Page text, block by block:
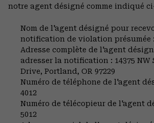
notre agent désigné comme indiqué
Nom de l'agent désigné pour
notification de violation présumée
Adresse complète de l'agent
adresser la notification : 14375 NW
Drive, Portland, OR 97229
Numéro de téléphone de l'agent
4012
Numéro de télécopieur de l'agent
5012